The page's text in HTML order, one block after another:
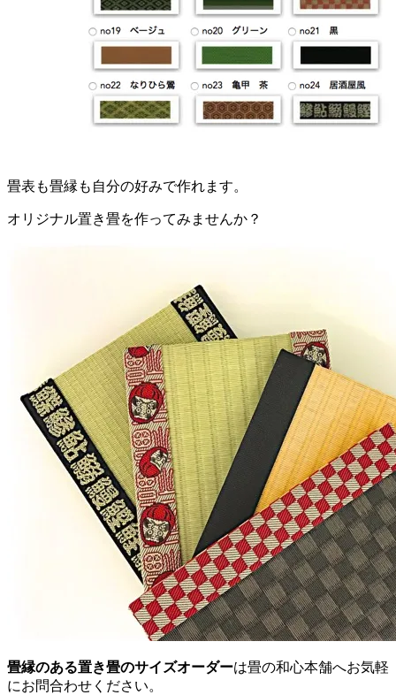
畳表も畳縁も自分の好みで作れます。
オリジナル置き畳を作ってみませんか？
畳縁のある置き畳のサイズオーダーは畳の和心本舗へお気軽
にお問合わせください。